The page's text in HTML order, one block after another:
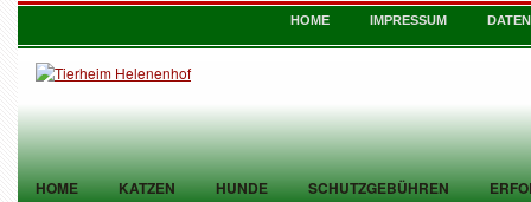
HOME IMPRESSUM
HOME KATZEN HUNDE SCHUTZGEBÜHREN